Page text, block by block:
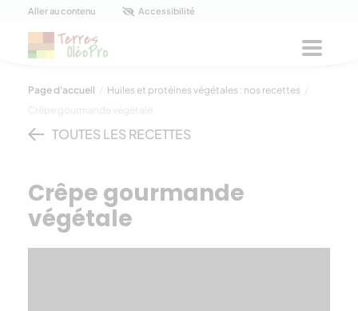
Panneau de gestion des cookies
Aller au contenu Accessibilité
Page d'accueil / Huiles et protéines végétales : nos recettes /
Crêpe gourmande végétale
TOUTES LES RECETTES
Crêpe gourmande
végétale